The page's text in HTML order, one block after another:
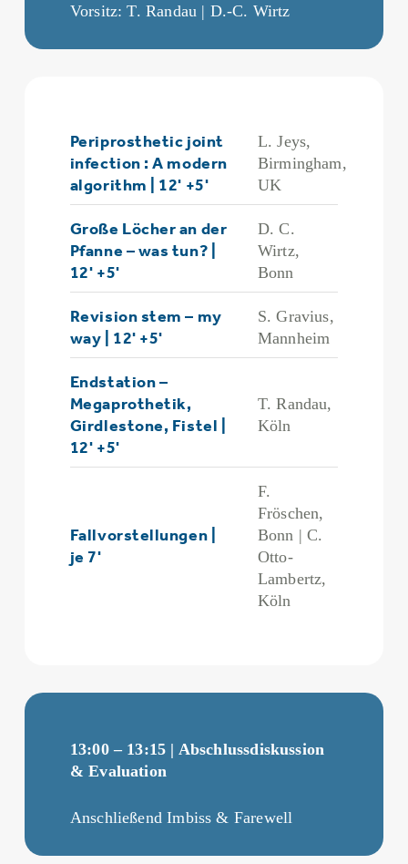
Vorsitz: T. Randau | D.-C. Wirtz
Periprosthetic joint
infection : A modern
algorithm | 12' +5'
L. Jeys,
Birmingham,
UK
Große Löcher an der
Pfanne – was tun? |
12' +5'
D. C.
Wirtz,
Bonn
Revision stem – my
way | 12' +5'
S. Gravius,
Mannheim
Endstation –
Megaprothetik,
Girdlestone, Fistel |
12' +5'
T. Randau,
Köln
Fallvorstellungen |
je 7'
F.
Fröschen,
Bonn | C.
Otto-
Lambertz,
Köln
13:00 – 13:15 | Abschlussdiskussion
& Evaluation
Anschließend Imbiss & Farewell